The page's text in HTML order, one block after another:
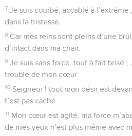
7 Je suis courbé, accablé à
dans la tristesse.
8 Car mes reins sont pleins d’une
d’intact dans ma chair.
9 Je suis sans force, tout à fait brisé ;
trouble de mon cœur.
10 Seigneur ! tout mon désir est
t’est pas caché.
11 Mon cœur est agité, ma force
de mes yeux n’est plus même avec